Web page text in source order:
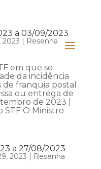
a 03/09/2023
2023 | Resenha
em que se
da incidência
franquia postal
ou entrega de
de 2023 |
STF O Ministro
a 27/08/2023
2023 | Resenha